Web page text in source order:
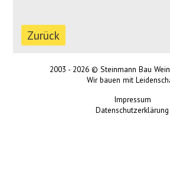
2003 - 2026 © Steinmann Bau
Wir bauen mit
Impressum
Datenschutzerklärung